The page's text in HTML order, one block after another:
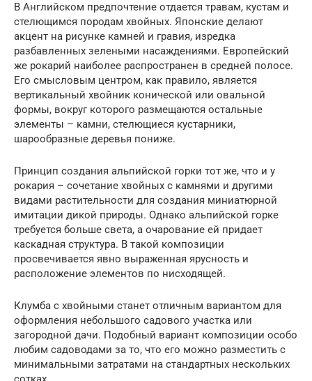
В Английском предпочтение отдается травам, кустам и
стелющимся породам хвойных. Японские делают
акцент на рисунке камней и гравия, изредка
разбавленных зелеными насаждениями. Европейский
же рокарий наиболее распространен в средней полосе.
Его смысловым центром, как правило, является
вертикальный хвойник конической или овальной
формы, вокруг которого размещаются остальные
элементы – камни, стелющиеся кустарники,
шарообразные деревья пониже.
Принцип создания альпийской горки тот же, что и у
рокария – сочетание хвойных с камнями и другими
видами растительности для создания миниатюрной
имитации дикой природы. Однако альпийской горке
требуется больше света, а очарование ей придает
каскадная структура. В такой композиции
просвечивается явно выраженная ярусность и
расположение элементов по нисходящей.
Клумба с хвойными станет отличным вариантом для
оформления небольшого садового участка или
загородной дачи. Подобный вариант композиции особо
любим садоводами за то, что его можно разместить с
минимальными затратами на стандартных нескольких